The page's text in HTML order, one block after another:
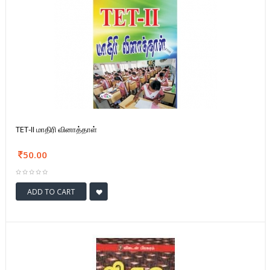
TET-II மாதிரி வினாத்தாள்
50.00
ADD TO CART